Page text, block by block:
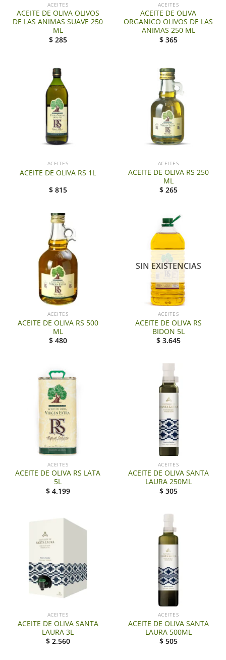
ACEITES
ACEITE DE OLIVA OLIVOS
DE LAS ANIMAS SUAVE 250
ML
$ 285
ACEITES
ACEITE DE OLIVA
ORGANICO OLIVOS DE LAS
ANIMAS 250 ML
$ 365
ACEITES
ACEITE DE OLIVA RS 1L
$ 815
ACEITES
ACEITE DE OLIVA RS 250
ML
$ 265
ACEITES
ACEITE DE OLIVA RS 500
ML
$ 480
SIN EXISTENCIAS
ACEITES
ACEITE DE OLIVA RS
BIDON 5L
$ 3.645
ACEITES
ACEITE DE OLIVA RS LATA
5L
$ 4.199
ACEITES
ACEITE DE OLIVA SANTA
LAURA 250ML
$ 305
ACEITES
ACEITE DE OLIVA SANTA
LAURA 3L
$ 2.560
ACEITES
ACEITE DE OLIVA SANTA
LAURA 500ML
$ 505